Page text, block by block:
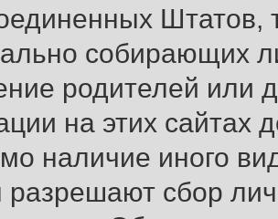
Штатов,
собирающих
родителей или
на этих сайтах
наличие иного
разрешают сбор